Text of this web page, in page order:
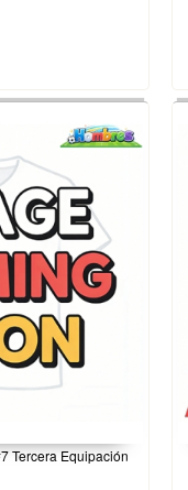
Tercera Equipación